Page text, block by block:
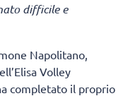
difficile e
Napolitano,
Volley
completato il proprio